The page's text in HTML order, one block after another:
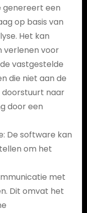
genereert een
op basis van
Het kan
verlenen voor
vastgestelde
die niet aan de
doorstuurt naar
door een
De software kan
om het
met
Dit omvat het